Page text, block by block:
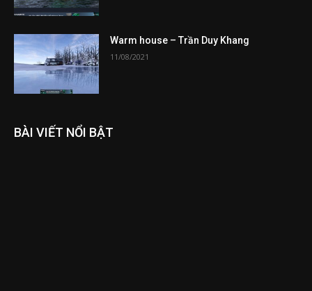
Warm house – Trần Duy Khang
11/08/2021
BÀI VIẾT NỔI BẬT